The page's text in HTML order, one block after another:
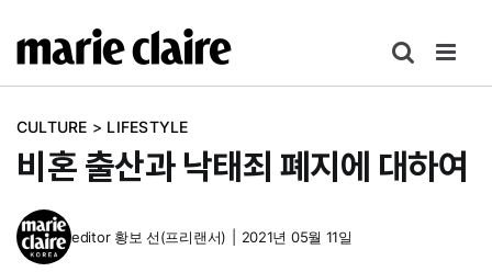
텐
건CULTURE > LIFESTYLE
비혼 출산과 낙태죄 폐지에 대하여
editor 황보 선(프리랜서) 2021년 05월 11일